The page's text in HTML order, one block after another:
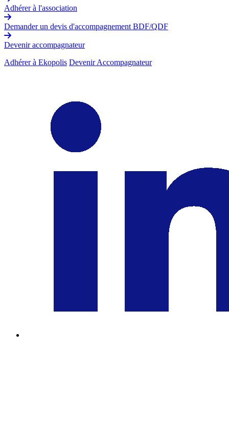
Adhérer à l'association
Demander un devis d'accompagnement BDF/QDF
Devenir accompagnateur
Adhérer à Ekopolis Devenir Accompagnateur